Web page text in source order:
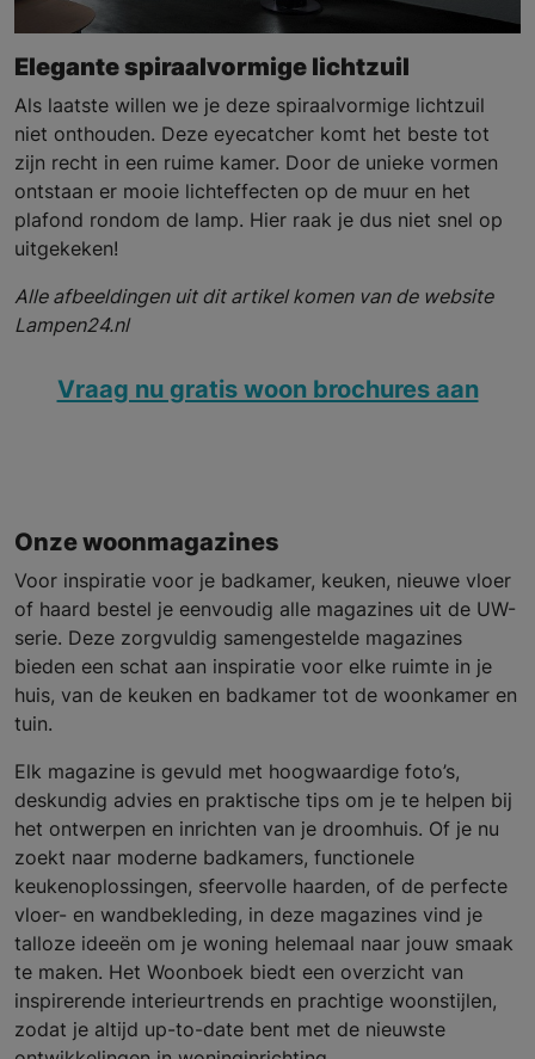
Elegante spiraalvormige lichtzuil
Als laatste willen we je deze spiraalvormige lichtzuil
niet onthouden. Deze eyecatcher komt het beste tot
zijn recht in een ruime kamer. Door de unieke vormen
ontstaan er mooie lichteffecten op de muur en het
plafond rondom de lamp. Hier raak je dus niet snel op
uitgekeken!
Alle afbeeldingen uit dit artikel komen van de website
Lampen24.nl
Vraag nu gratis woon brochures aan
Onze woonmagazines
Voor inspiratie voor je badkamer, keuken, nieuwe vloer
of haard bestel je eenvoudig alle magazines uit de UW-
serie. Deze zorgvuldig samengestelde magazines
bieden een schat aan inspiratie voor elke ruimte in je
huis, van de keuken en badkamer tot de woonkamer en
tuin.
Elk magazine is gevuld met hoogwaardige foto’s,
deskundig advies en praktische tips om je te helpen bij
het ontwerpen en inrichten van je droomhuis. Of je nu
zoekt naar moderne badkamers, functionele
keukenoplossingen, sfeervolle haarden, of de perfecte
vloer- en wandbekleding, in deze magazines vind je
talloze ideeën om je woning helemaal naar jouw smaak
te maken. Het Woonboek biedt een overzicht van
inspirerende interieurtrends en prachtige woonstijlen,
zodat je altijd up-to-date bent met de nieuwste